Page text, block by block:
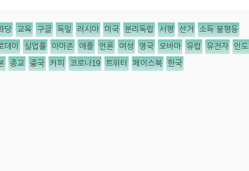
당 교육 구글 독일 러시아 미국 분리독립 서평 선거 소득 불평등
데이 실업률 아마존 애플 언론 여성 영국 오바마 유럽 유전자 인도
종교 중국 커피 코로나19 트위터 페이스북 한국